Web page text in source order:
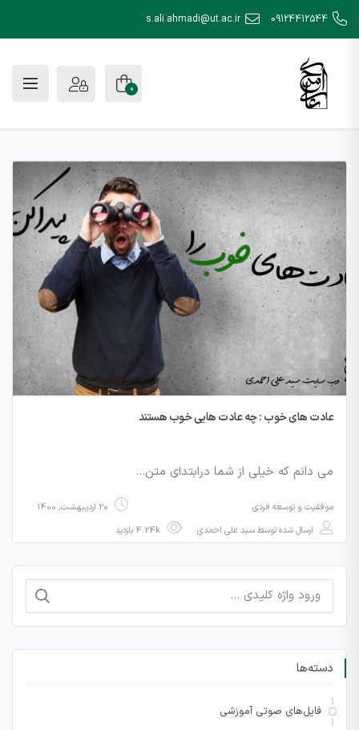
09124412544
s.ali.ahmadi@ut.ac.ir
0
عادت های خوب : چه عادت هایی خوب هستند
می دانم که خیلی از شما درابتدای متن…
موفقیت و توسعه فردی
20 اردیبهشت, 1400
ارسال شده توسطسید علی احمدی
جستجو
برای:
دسته‌ها
فایل‌های صوتی آموزشی